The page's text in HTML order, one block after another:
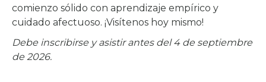
comienzo sólido con aprendizaje empírico y
cuidado afectuoso. ¡Visítenos hoy mismo!
Debe inscribirse y asistir antes del 4 de septiembre
de 2026.